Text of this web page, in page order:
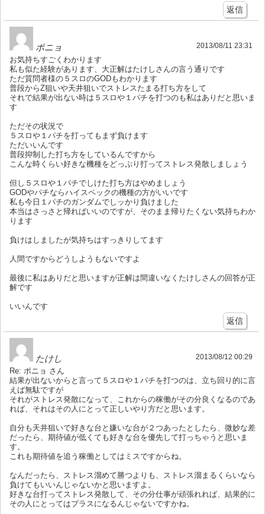
返信
ポニョ 2013/08/11 23:31
お気持ちすごくわかります
私も似た経験があります、大正解はたけしさんの言う通りです
ただ質問者様の５スロのGODもわかります
普段からZ狙いや天井狙いでストレスたまる打ち方をして
それで結果が出ない時は５スロや１パチを打つのも私はありだと思いま
す
ただその状況で
５スロや１パチを打ってもまず負けます
ただいいんです
普段抑制した打ち方をしているんですから
こんな時くらい好きな機種をどっぷり打ってストレス発散しましょう
但し５スロや１パチでしけた打ち方はやめましょう
GODやパチならハイスペックの機種の方がいいです
私も今日１パチのガンダムでしッかり負けました
本当はさっさと帰ればいいのですが、そのまま帰りたくない気持ちわか
ります
負けはしましたが気持ちはすっきりしてます
人間ですからどうしようもないですよ
最後に私はありだと思いますが正解は間違いなくたけしさんの回答が正
解です
いいんです
返信
たけし 2013/08/12 00:29
Re: ポニョ さん
結果が出ないからと言って５スロや１パチを打つのは、立ち回り的に言
えば無駄ですが
それがストレス発散になって、これからの稼働がその分良くなるのであ
れば、それはその人にとって正しいやり方だと思います。
自分も天井狙いで好きな台と嫌いな台が２つあったとしたら、微妙な差
だったら、期待値が低くても好きな台を優先して打っちゃうと思いま
す。
これも期待値を追う稼働としてはミスですからね。
なんだったら、ストレス溜めて勝つよりも、ストレス溜まるくらいなら
負けてもいいんじゃないかと思いますよ。
好きな台打ってストレス発散して、その分仕事が頑張れれば、結果的に
その人にとってはプラスになるんじゃないですかね。